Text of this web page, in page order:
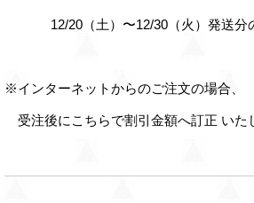
12/20（土）〜12/30（火）発送分
※インターネットからのご注文の場合、
受注後にこちらで割引金額へ訂正 いた